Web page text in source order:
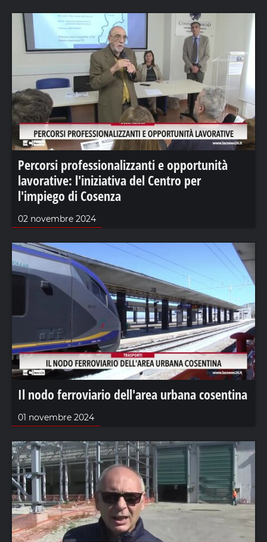
Percorsi professionalizzanti e opportunità
lavorative: l'iniziativa del Centro per
l'impiego di Cosenza
02 novembre 2024
Il nodo ferroviario dell'area urbana cosentina
01 novembre 2024